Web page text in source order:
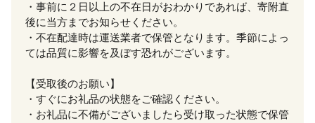
・事前に２日以上の不在日がおわかりであれば、寄附直
後に当方までお知らせください。
・不在配達時は運送業者で保管となります。季節によっ
ては品質に影響を及ぼす恐れがございます。
【受取後のお願い】
・すぐにお礼品の状態をご確認ください。
・お礼品に不備がございましたら受け取った状態で保管